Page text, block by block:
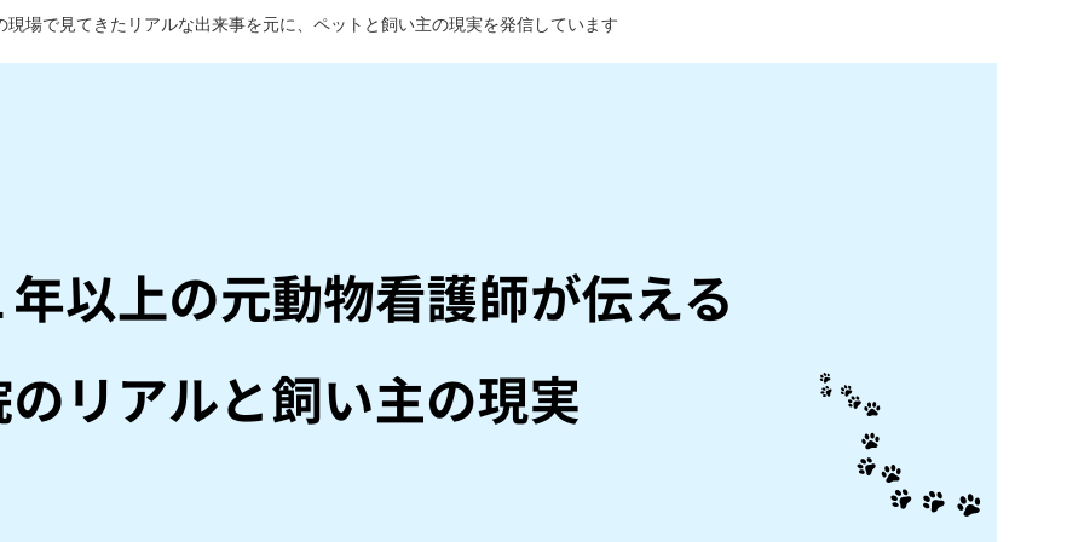
現場で見てきたリアルな出来事を元に、ペットと飼い主の現実を発信しています